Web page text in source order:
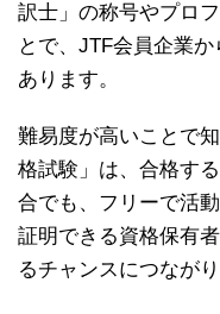
訳士」の称号やプロ
とで、JTF会員企業
あります。
難易度が高いことで
格試験」は、合格す
合でも、フリーで活
証明できる資格保有
るチャンスにつながり